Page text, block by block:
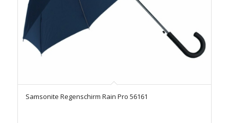
Samsonite Regenschirm Rain Pro 56161